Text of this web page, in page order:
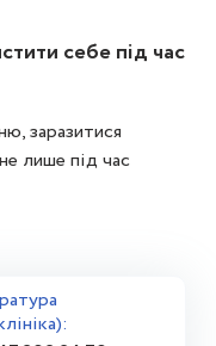
себе під час
заразитися
лише під час